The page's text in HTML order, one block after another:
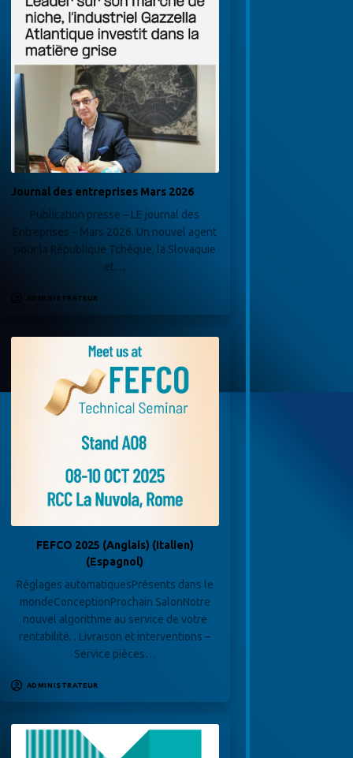
Journal des entreprises Mars 2026
Publication presse – LE journal des
Entreprises – Mars 2026. Un nouvel agent
pour la République Tchèque, la Slovaquie
et…
ADMINISTRATEUR
FEFCO 2025 (Anglais) (Italien)
(Espagnol)
Réglages automatiquesPrésents dans le
mondeConceptionProchain SalonNotre
nouvel algorithme au service de votre
rentabilité. . Livraison et interventions –
Service pièces…
ADMINISTRATEUR